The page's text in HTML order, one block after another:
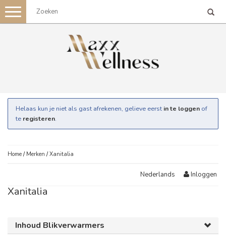
Toggle
navigation
Helaas kun je niet als gast afrekenen, gelieve eerst in te loggen of
te registeren.
Home / Merken /Xanitalia
Nederlands Inloggen
Xanitalia
Inhoud Blikverwarmers